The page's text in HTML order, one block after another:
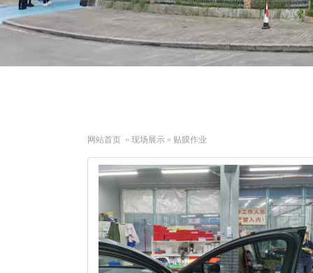
网站首页 » 现场展示 » 贴膜作业